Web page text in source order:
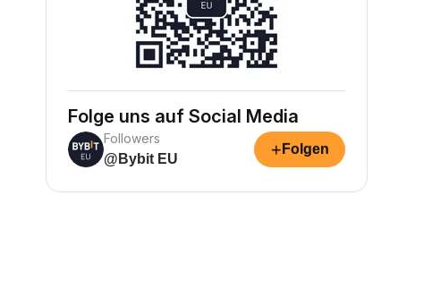
Folge uns auf Social Media
Followers
@Bybit EU
+ Folgen